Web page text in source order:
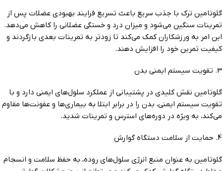
گلوتامین ترک با جذب سریع باعث تسریع فرایند بهبودی عضلات پس از
تمرینات سنگین می‌شود و میزان درد و خستگی عضلانی را کاهش می‌دهد.
این امر به ورزشکاران کمک می‌کند تا زودتر به تمرینات بعدی بازگردند و
کیفیت تمرین خود را افزایش دهند.
3. تقویت سیستم ایمنی بدن
گلوتامین نقش کلیدی در پشتیبانی از عملکرد سلول‌های ایمنی دارد و با
تقویت سیستم ایمنی، بدن را در برابر ابتلا به بیماری‌ها و عفونت‌ها مقاوم
می‌کند، به ویژه در دوره‌های استرس و تمرینات شدید.
4. حمایت از سلامت دستگاه گوارش
گلوتامین به عنوان منبع انرژی سلول‌های روده، به حفظ سلامت و انسجام